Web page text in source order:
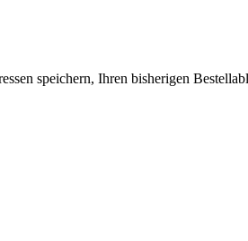
speichern, Ihren bisherigen